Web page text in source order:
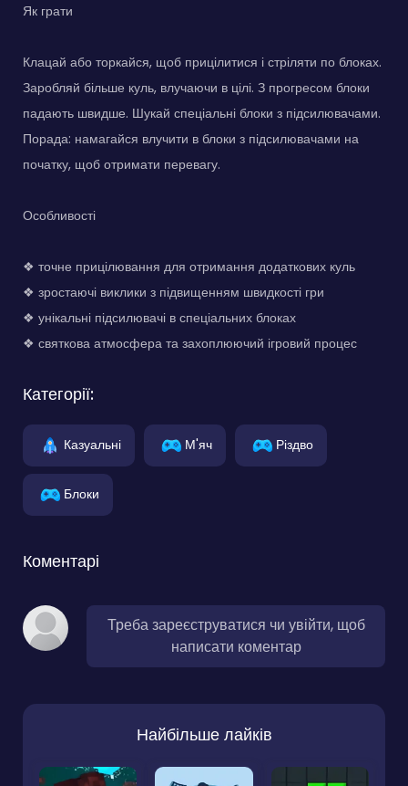
Як грати
Клацай або торкайся, щоб прицілитися і стріляти по блоках.
Заробляй більше куль, влучаючи в цілі. З прогресом блоки
падають швидше. Шукай спеціальні блоки з підсилювачами.
Порада: намагайся влучити в блоки з підсилювачами на
початку, щоб отримати перевагу.
Особливості
❖ точне прицілювання для отримання додаткових куль
❖ зростаючі виклики з підвищенням швидкості гри
❖ унікальні підсилювачі в спеціальних блоках
❖ святкова атмосфера та захоплюючий ігровий процес
Категорії:
Казуальні М'яч Різдво
Блоки
Коментарі
Треба зареєструватися чи увійти, щоб
написати коментар
Найбільше лайків